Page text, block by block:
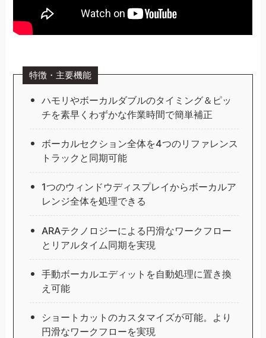
特徴・主要機能
ハモリやボーカルダブルのタイミング＆ピッ
チを素早くわずかな作業時間で簡単補正
ボーカルセクション全体を4つのリファレンス
トラックと同期可能
1つのウィンドウディスプレイからボーカルア
レンジ全体を処理できる
ARAテクノロジーによる円滑なワークフロー
とリアルタイム同期を実現
手動ボーカルエディットを自動処理に置き換
え可能
ショートカットのカスタマイズが可能。より
円滑なワークフローを実現